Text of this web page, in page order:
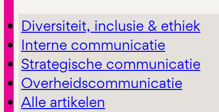
Diversiteit, inclusie & ethiek
Interne communicatie
Strategische communicatie
Overheidscommunicatie
Alle artikelen